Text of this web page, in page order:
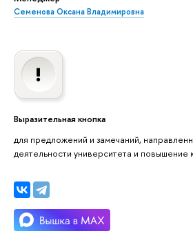
Семенова Оксана Владимировна
Выразительная кнопка
для предложений и замечаний,
деятельности университета и повышение